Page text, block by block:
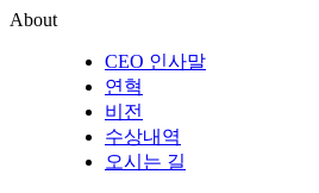
About
CEO 인사말
연혁
비전
수상내역
오시는 길